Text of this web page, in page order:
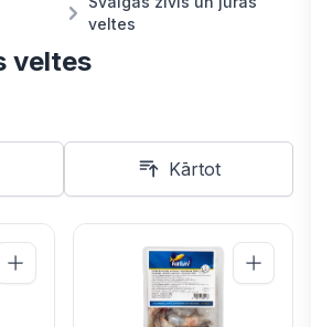
veltes
veltes
Kārtot